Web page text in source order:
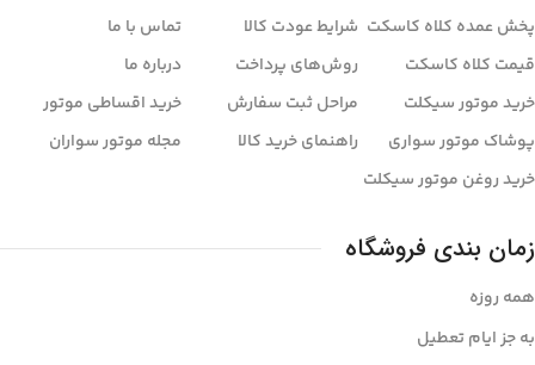
پخش عمده کلاه کاسکت
قیمت کلاه کاسکت
خرید موتور سیکلت
پوشاک موتور سواری
خرید روغن موتور سیکلت
شرایط عودت کالا
روش‌های پرداخت
مراحل ثبت سفارش
راهنمای خرید کالا
تماس با ما
درباره ما
خرید اقساطی موتور
مجله موتور سواران
زمان بندی فروشگاه
همه روزه
به جز ایام تعطیل